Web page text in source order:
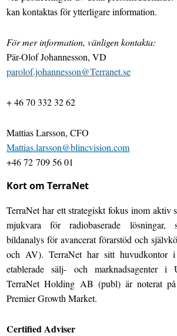
kan kontaktas för ytterligare information.
För mer information, vänligen kontakta:
Pär-Olof Johannesson, VD
parolof.johannesson@Terranet.se
+ 46 70 332 32 62
Mattias Larsson, CFO
Mattias.larsson@blincvision.com
+46 72 709 56 01
Kort om TerraNet
TerraNet har ett strategiskt fokus inom aktiv
mjukvara för radiobaserade lösningar,
bildanalys för avancerat förarstöd och
och AV). TerraNet har sitt huvudkontor
etablerade sälj- och marknadsagenter i
TerraNet Holding AB (publ) är noterat
Premier Growth Market.
Certified Adviser